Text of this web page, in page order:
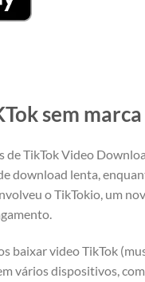
sem marca
de TikTok Video
download lenta,
o TikTokio, um
baixar video TikTok
vários dispositivos,